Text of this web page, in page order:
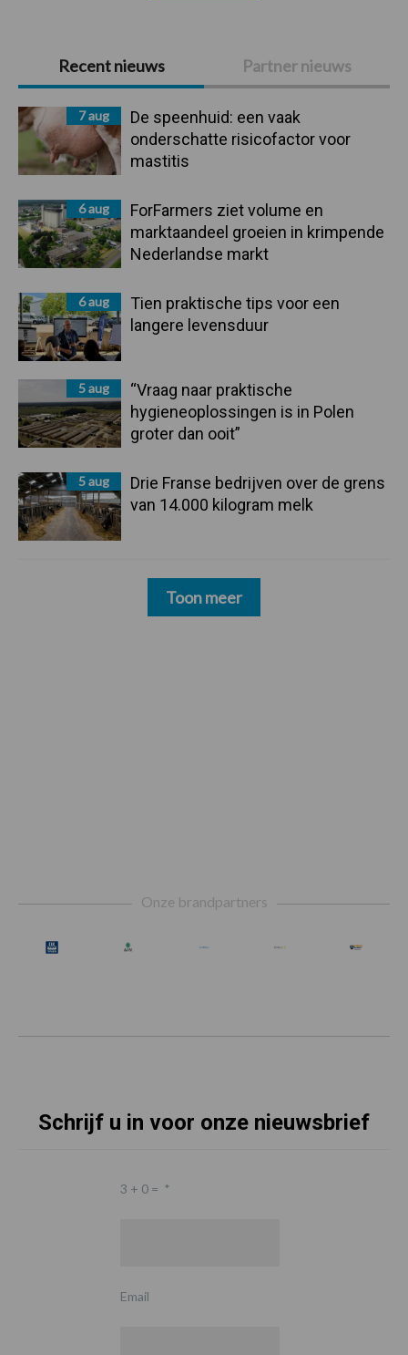
Primaire
Sidebar
Recent nieuws Partner nieuws
7 aug
De speenhuid: een vaak
onderschatte risicofactor voor
mastitis
6 aug
ForFarmers ziet volume en
marktaandeel groeien in krimpende
Nederlandse markt
6 aug
Tien praktische tips voor een
langere levensduur
5 aug
“Vraag naar praktische
hygieneoplossingen is in Polen
groter dan ooit”
5 aug
Drie Franse bedrijven over de grens
van 14.000 kilogram melk
Toon meer
Onze brandpartners
Schrijf u in voor onze nieuwsbrief
3 + 0 = *
Email